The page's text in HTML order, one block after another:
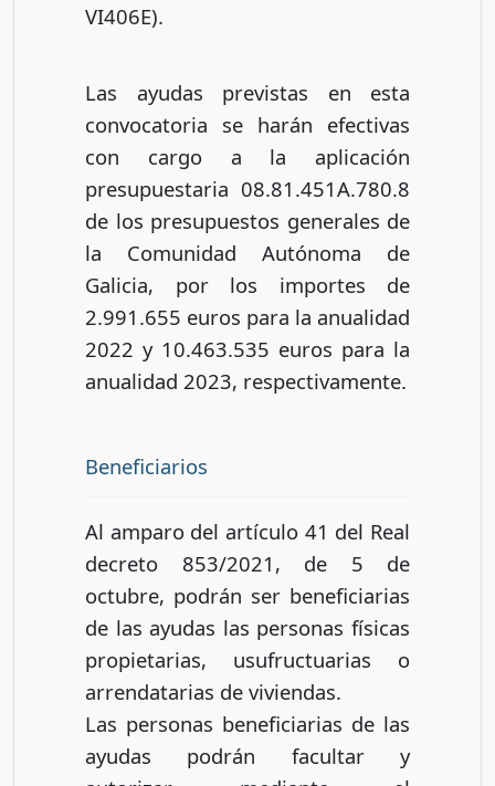
VI406E).
Las ayudas previstas en esta
convocatoria se harán efectivas
con cargo a la aplicación
presupuestaria 08.81.451A.780.8
de los presupuestos generales de
la Comunidad Autónoma de
Galicia, por los importes de
2.991.655 euros para la anualidad
2022 y 10.463.535 euros para la
anualidad 2023, respectivamente.
Beneficiarios
Al amparo del artículo 41 del Real
decreto 853/2021, de 5 de
octubre, podrán ser beneficiarias
de las ayudas las personas físicas
propietarias, usufructuarias o
arrendatarias de viviendas.
Las personas beneficiarias de las
ayudas podrán facultar y